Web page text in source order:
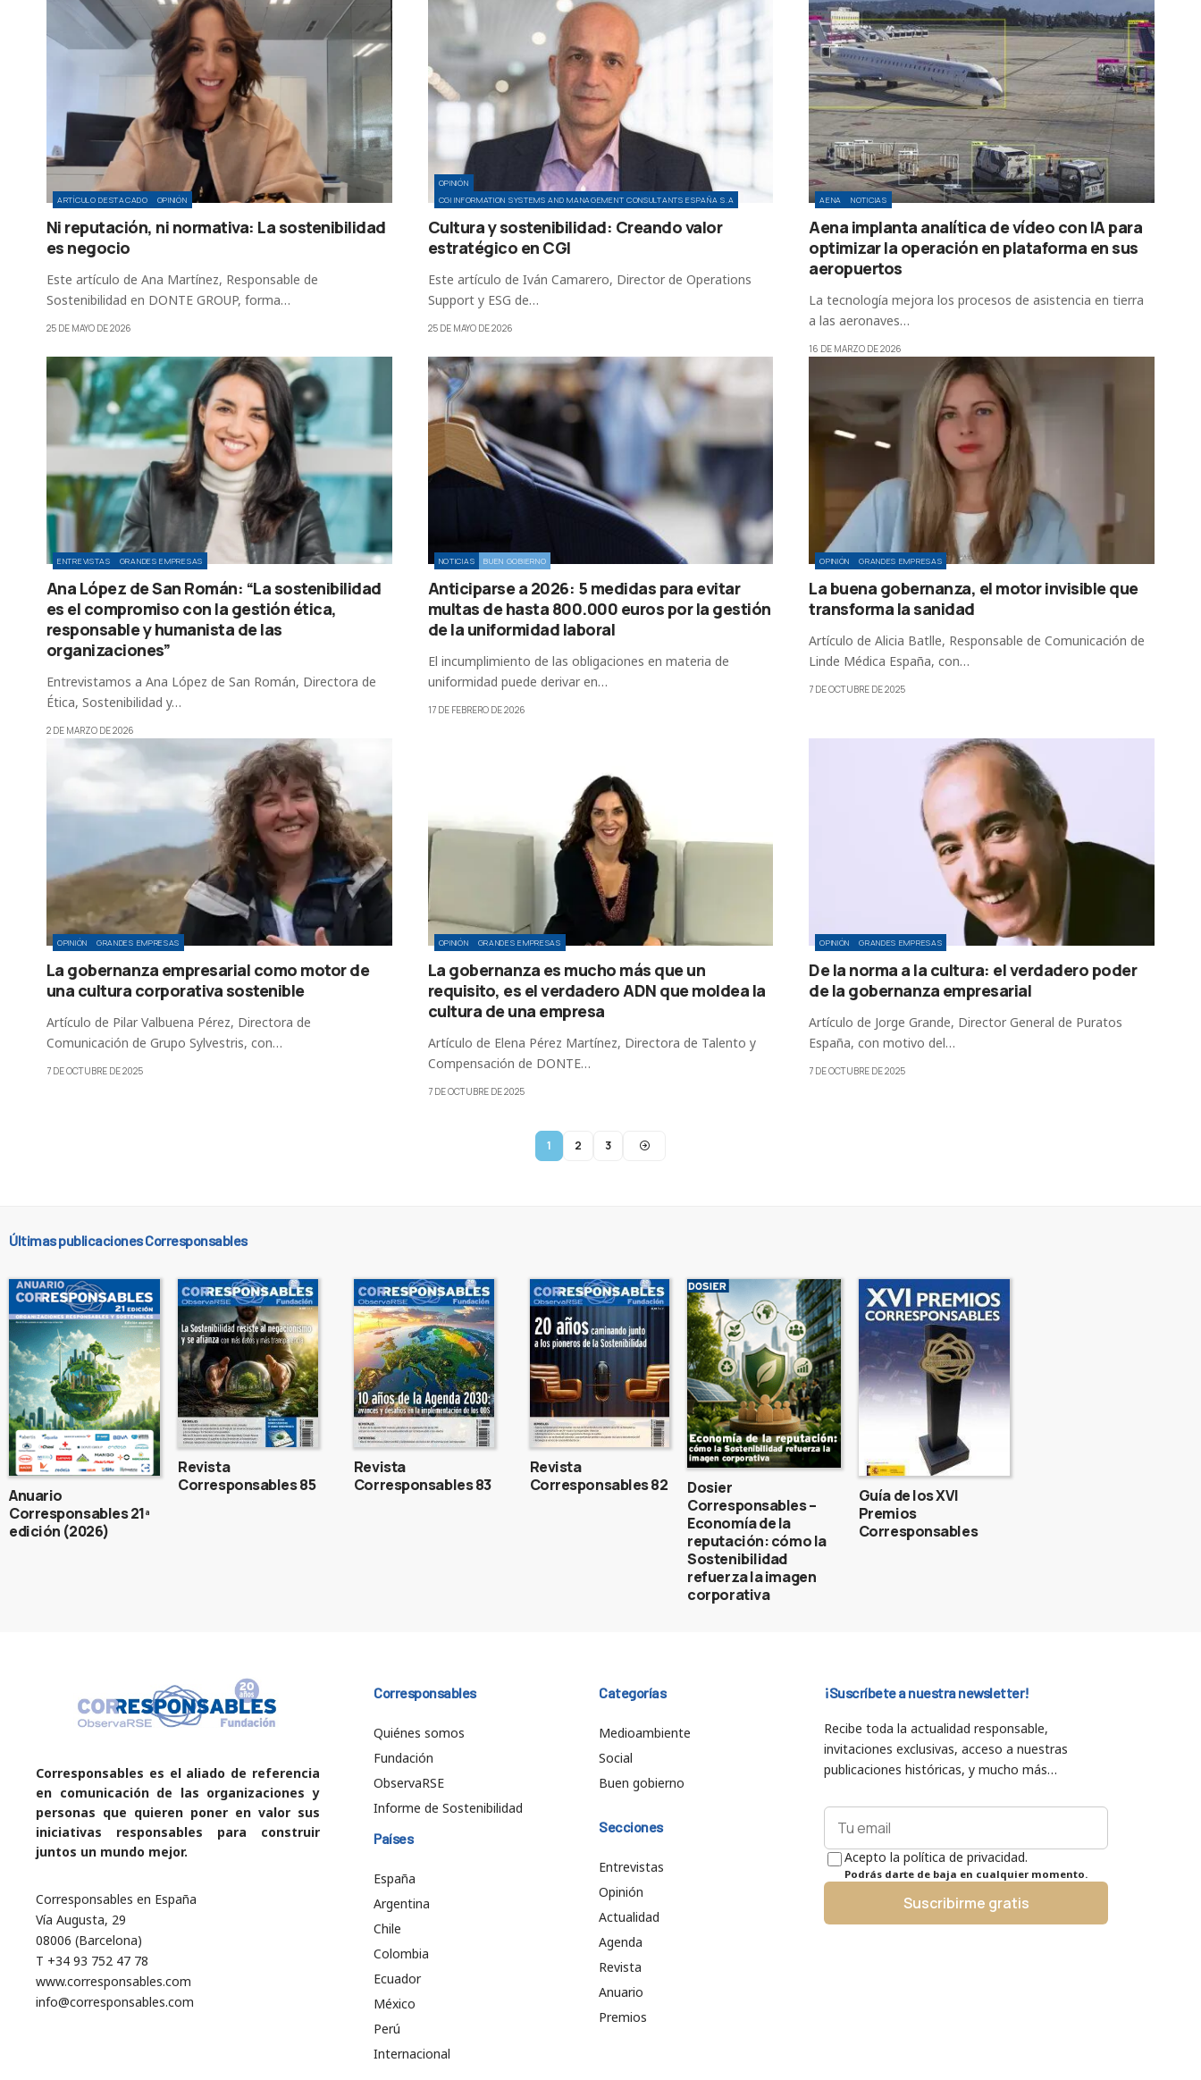
ARTÍCULO DESTACADO OPINIÓN
Ni reputación, ni normativa: La sostenibilidad
es negocio
Este artículo de Ana Martínez, Responsable de
Sostenibilidad en DONTE GROUP, forma…
25 DE MAYO DE 2026
OPINIÓN
CGI INFORMATION SYSTEMS AND MANAGEMENT CONSULTANTS ESPAÑA S.A
Cultura y sostenibilidad: Creando valor
estratégico en CGI
Este artículo de Iván Camarero, Director de Operations
Support y ESG de…
25 DE MAYO DE 2026
AENA NOTICIAS
Aena implanta analítica de vídeo con IA para
optimizar la operación en plataforma en sus
aeropuertos
La tecnología mejora los procesos de asistencia en tierra
a las aeronaves…
16 DE MARZO DE 2026
ENTREVISTAS GRANDES EMPRESAS
Ana López de San Román: “La sostenibilidad
es el compromiso con la gestión ética,
responsable y humanista de las
organizaciones”
Entrevistamos a Ana López de San Román, Directora de
Ética, Sostenibilidad y…
2 DE MARZO DE 2026
NOTICIAS BUEN GOBIERNO
Anticiparse a 2026: 5 medidas para evitar
multas de hasta 800.000 euros por la gestión
de la uniformidad laboral
El incumplimiento de las obligaciones en materia de
uniformidad puede derivar en…
17 DE FEBRERO DE 2026
OPINIÓN GRANDES EMPRESAS
La buena gobernanza, el motor invisible que
transforma la sanidad
Artículo de Alicia Batlle, Responsable de Comunicación de
Linde Médica España, con…
7 DE OCTUBRE DE 2025
OPINIÓN GRANDES EMPRESAS
La gobernanza empresarial como motor de
una cultura corporativa sostenible
Artículo de Pilar Valbuena Pérez, Directora de
Comunicación de Grupo Sylvestris, con…
7 DE OCTUBRE DE 2025
OPINIÓN GRANDES EMPRESAS
La gobernanza es mucho más que un
requisito, es el verdadero ADN que moldea la
cultura de una empresa
Artículo de Elena Pérez Martínez, Directora de Talento y
Compensación de DONTE…
7 DE OCTUBRE DE 2025
OPINIÓN GRANDES EMPRESAS
De la norma a la cultura: el verdadero poder
de la gobernanza empresarial
Artículo de Jorge Grande, Director General de Puratos
España, con motivo del…
7 DE OCTUBRE DE 2025
1 2 3
Últimas publicaciones Corresponsables
Anuario
Corresponsables 21ª
edición (2026)
Revista
Corresponsables 85
Revista
Corresponsables 83
Revista
Corresponsables 82
Dosier
Corresponsables –
Economía de la
reputación: cómo la
Sostenibilidad
refuerza la imagen
corporativa
Guía de los XVI
Premios
Corresponsables
Corresponsables es el aliado de referencia
en comunicación de las organizaciones y
personas que quieren poner en valor sus
iniciativas responsables para construir
juntos un mundo mejor.
Corresponsables en España
Vía Augusta, 29
08006 (Barcelona)
T +34 93 752 47 78
www.corresponsables.com
info@corresponsables.com
Corresponsables
Quiénes somos
Fundación
ObservaRSE
Informe de Sostenibilidad
Países
España
Argentina
Chile
Colombia
Ecuador
México
Perú
Internacional
Categorías
Medioambiente
Social
Buen gobierno
Secciones
Entrevistas
Opinión
Actualidad
Agenda
Revista
Anuario
Premios
¡Suscríbete a nuestra newsletter!
Recibe toda la actualidad responsable,
invitaciones exclusivas, acceso a nuestras
publicaciones históricas, y mucho más…
Acepto la política de privacidad.
Podrás darte de baja en cualquier momento.
Suscribirme gratis